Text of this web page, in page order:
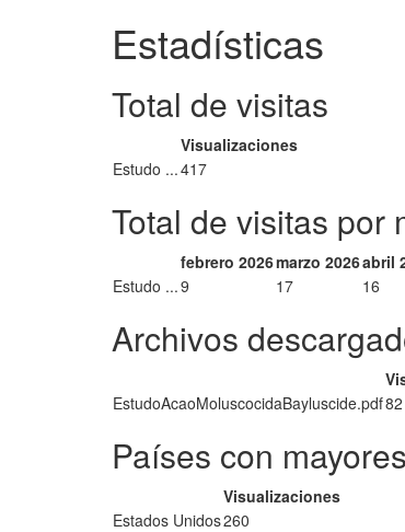
Estadísticas
Total de visitas
Visualizaciones
Estudo ...417
Total de visitas por
febrero 2026marzo 2026abril
Estudo ...9 17 16
Archivos
EstudoAcaoMoluscocidaBayluscide.pdf82
Países con
Visualizaciones
Estados Unidos260